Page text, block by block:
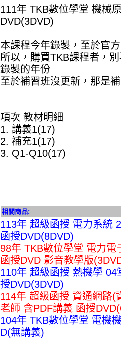
111年 TKB數位學堂 機械
DVD(3DVD)
本課程今年錄製，至於官
所以，購買TKB課程者，
錄製的年份
至於補習班沒更新，那是
項次 教材明細
1. 講義1(17)
2. 補充1(17)
3. Q1-Q10(17)
相關商品:
113年 超級函授 電力系統
函授DVD(8DVD)
98年 TKB數位學堂 電力
函授DVD 影音教學版
110年 超級函授 熱機學
授DVD(3DVD)
114年 超級函授 資通網路(
老師 含PDF講義 函授
104年 TKB數位學堂 電機
D(無講義)